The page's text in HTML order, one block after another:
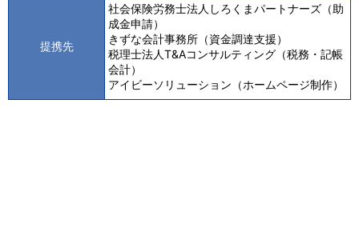
提携先
社会保険労務士法人しろくまパートナーズ（助
成金申請）
きずな会計事務所（資金調達支援）
税理士法人T&Aコンサルティング（税務・記帳
会計）
アイビーソリューション（ホームページ制作）